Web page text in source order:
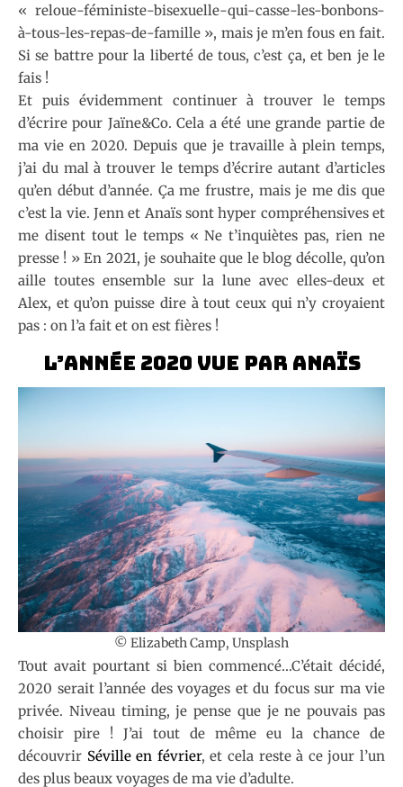
« reloue-féministe-bisexuelle-qui-casse-les-bonbons-
à-tous-les-repas-de-famille », mais je m’en fous en fait.
Si se battre pour la liberté de tous, c’est ça, et ben je le
fais !
Et puis évidemment continuer à trouver le temps
d’écrire pour Jaïne&Co. Cela a été une grande partie de
ma vie en 2020. Depuis que je travaille à plein temps,
j’ai du mal à trouver le temps d’écrire autant d’articles
qu’en début d’année. Ça me frustre, mais je me dis que
c’est la vie. Jenn et Anaïs sont hyper compréhensives et
me disent tout le temps « Ne t’inquiètes pas, rien ne
presse ! » En 2021, je souhaite que le blog décolle, qu’on
aille toutes ensemble sur la lune avec elles-deux et
Alex, et qu’on puisse dire à tout ceux qui n’y croyaient
pas : on l’a fait et on est fières !
L’année 2020 vue par Anaïs
© Elizabeth Camp, Unsplash
Tout avait pourtant si bien commencé…C’était décidé,
2020 serait l’année des voyages et du focus sur ma vie
privée. Niveau timing, je pense que je ne pouvais pas
choisir pire ! J’ai tout de même eu la chance de
découvrir Séville en février, et cela reste à ce jour l’un
des plus beaux voyages de ma vie d’adulte.